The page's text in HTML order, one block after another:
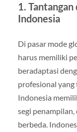
1.
Indonesia
Di pasar mode
harus memiliki
beradaptasi
profesional
Indonesia
segi
berbeda.